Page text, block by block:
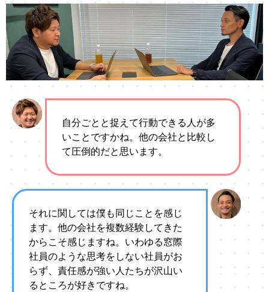
自分ごとと捉えて行動できる人が多
いことですかね。他の会社と比較し
て圧倒的だと思います。
それに関しては僕も同じことを感じ
ます。他の会社を複数経験してきた
からこそ感じますね。いわゆる窓際
社員のような思考をしない社員がお
らず、責任感が強い人たちが沢山い
るところが好きですね。